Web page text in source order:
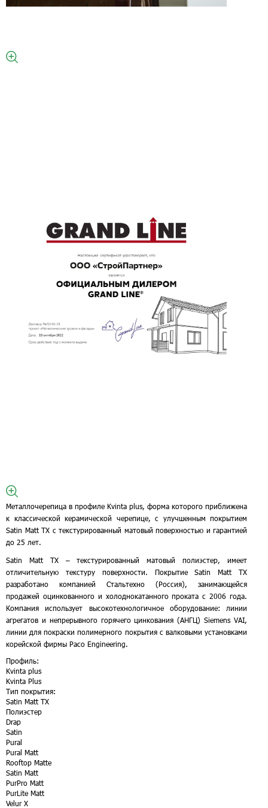
Металлочерепица в профиле Kvinta plus, форма которого приближена
к классической керамической черепице, с улучшенным покрытием
Satin Matt TX с текстурированный матовый поверхностью и гарантией
до 25 лет.
Satin Matt TX – текстурированный матовый полиэстер, имеет
отличительную текстуру поверхности. Покрытие Satin Matt TX
разработано компанией Стальтехно (Россия), занимающейся
продажей оцинкованного и холоднокатанного проката с 2006 года.
Компания использует высокотехнологичное оборудование: линии
агрегатов и непрерывного горячего цинкования (АНГЦ) Siemens VAI,
линии для покраски полимерного покрытия с валковыми установками
корейской фирмы Расо Engineering.
Профиль:
Kvinta plus
Kvinta Plus
Тип покрытия:
Satin Matt TX
Полиэстер
Drap
Satin
Pural
Pural Matt
Rooftop Matte
Satin Matt
PurPro Matt
PurLite Matt
Velur X